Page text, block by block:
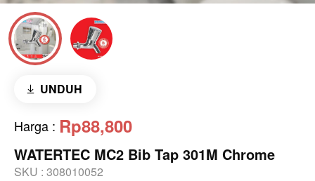
UNDUH
Harga : Rp88,800
WATERTEC MC2 Bib Tap 301M Chrome
SKU : 308010052